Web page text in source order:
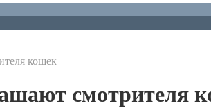
кошек
смотрителя